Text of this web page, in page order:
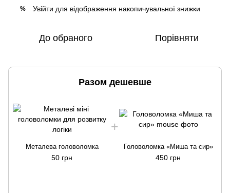
% Увійти для відображення накопичувальної знижки
До обраного Порівняти
Разом дешевше
Металева головоломка
50 грн
Головоломка «Миша та сир»
450 грн